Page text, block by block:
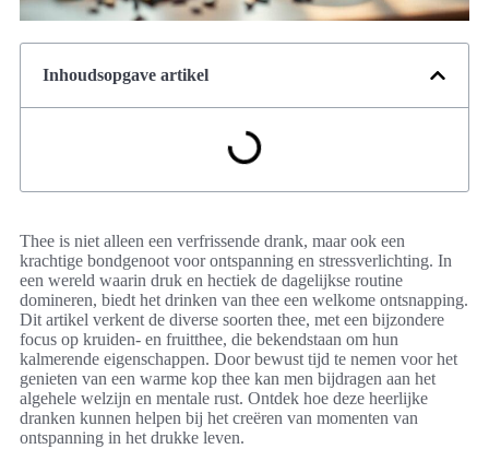
Inhoudsopgave artikel
Thee is niet alleen een verfrissende drank, maar ook een
krachtige bondgenoot voor ontspanning en stressverlichting. In
een wereld waarin druk en hectiek de dagelijkse routine
domineren, biedt het drinken van thee een welkome ontsnapping.
Dit artikel verkent de diverse soorten thee, met een bijzondere
focus op kruiden- en fruitthee, die bekendstaan om hun
kalmerende eigenschappen. Door bewust tijd te nemen voor het
genieten van een warme kop thee kan men bijdragen aan het
algehele welzijn en mentale rust. Ontdek hoe deze heerlijke
dranken kunnen helpen bij het creëren van momenten van
ontspanning in het drukke leven.